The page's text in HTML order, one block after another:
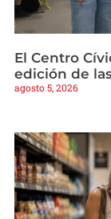
El Centro
edición de
agosto 5, 2026